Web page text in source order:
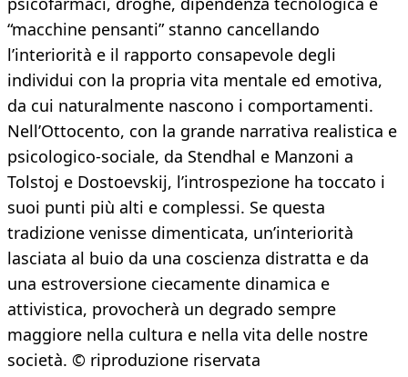
“macchine pensanti” stanno cancellando
l’interiorità e il rapporto consapevole degli
individui con la propria vita mentale ed emotiva,
da cui naturalmente nascono i comportamenti.
Nell’Ottocento, con la grande narrativa realistica e
psicologico-sociale, da Stendhal e Manzoni a
Tolstoj e Dostoevskij, l’introspezione ha toccato i
suoi punti più alti e complessi. Se questa
tradizione venisse dimenticata, un’interiorità
lasciata al buio da una coscienza distratta e da
una estroversione ciecamente dinamica e
attivistica, provocherà un degrado sempre
maggiore nella cultura e nella vita delle nostre
società. © riproduzione riservata